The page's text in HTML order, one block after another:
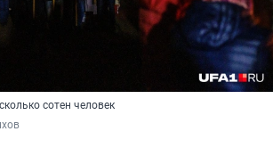
сотен человек